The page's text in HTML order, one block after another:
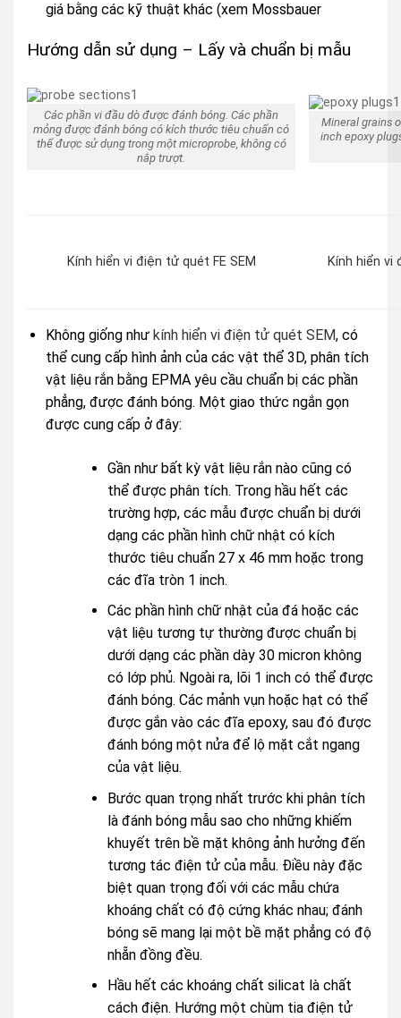
giá bằng các kỹ thuật khác (xem Mossbauer
Hướng dẫn sử dụng – Lấy và chuẩn bị mẫu
Các phần vi đầu dò được đánh bóng. Các phần
mỏng được đánh bóng có kích thước tiêu chuẩn có
thể được sử dụng trong một microprobe, không có
nắp trượt.
Mineral grains
inch epoxy
Kính hiển vi điện tử quét FE SEM Kính hiển vi
Không giống như kính hiển vi điện tử quét SEM, có
thể cung cấp hình ảnh của các vật thể 3D, phân tích
vật liệu rắn bằng EPMA yêu cầu chuẩn bị các phần
phẳng, được đánh bóng. Một giao thức ngắn gọn
được cung cấp ở đây:
Gần như bất kỳ vật liệu rắn nào cũng có
thể được phân tích. Trong hầu hết các
trường hợp, các mẫu được chuẩn bị dưới
dạng các phần hình chữ nhật có kích
thước tiêu chuẩn 27 x 46 mm hoặc trong
các đĩa tròn 1 inch.
Các phần hình chữ nhật của đá hoặc các
vật liệu tương tự thường được chuẩn bị
dưới dạng các phần dày 30 micron không
có lớp phủ. Ngoài ra, lõi 1 inch có thể được
đánh bóng. Các mảnh vụn hoặc hạt có thể
được gắn vào các đĩa epoxy, sau đó được
đánh bóng một nửa để lộ mặt cắt ngang
của vật liệu.
Bước quan trọng nhất trước khi phân tích
là đánh bóng mẫu sao cho những khiếm
khuyết trên bề mặt không ảnh hưởng đến
tương tác điện tử của mẫu. Điều này đặc
biệt quan trọng đối với các mẫu chứa
khoáng chất có độ cứng khác nhau; đánh
bóng sẽ mang lại một bề mặt phẳng có độ
nhẵn đồng đều.
Hầu hết các khoáng chất silicat là chất
cách điện. Hướng một chùm tia điện tử